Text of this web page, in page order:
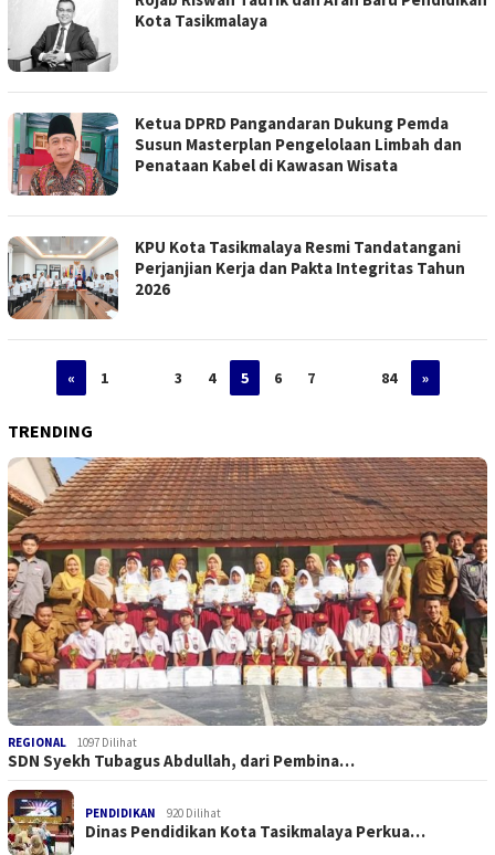
Kota Tasikmalaya
Ketua DPRD Pangandaran Dukung Pemda
Susun Masterplan Pengelolaan Limbah dan
Penataan Kabel di Kawasan Wisata
KPU Kota Tasikmalaya Resmi Tandatangani
Perjanjian Kerja dan Pakta Integritas Tahun
2026
« 1 3 4 5 6 7 84 »
TRENDING
REGIONAL 1097 Dilihat
SDN Syekh Tubagus Abdullah, dari Pembina…
PENDIDIKAN 920 Dilihat
Dinas Pendidikan Kota Tasikmalaya Perkua…